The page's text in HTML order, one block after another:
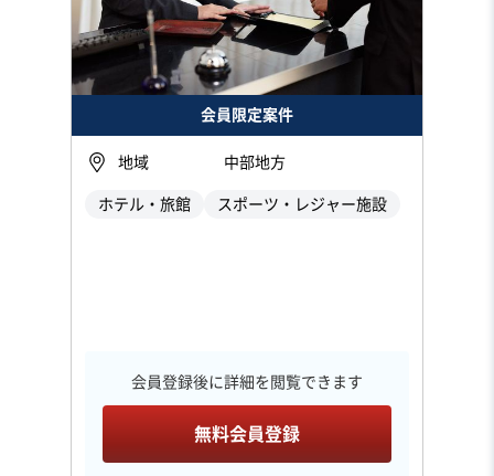
会員限定案件
地域 中部地方
ホテル・旅館 スポーツ・レジャー施設
会員登録後に詳細を閲覧できます
無料会員登録